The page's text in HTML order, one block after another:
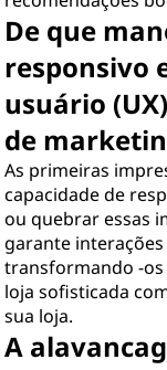
De que
responsivo
usuário
de
As primeiras
capacidade de
ou quebrar essas
garante
transformando -
loja sofisticada
sua loja.
A